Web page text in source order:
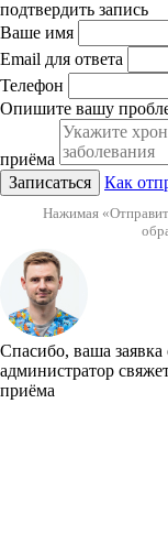
подтвердить запись
Ваше имя
Email для ответа
Телефон
Опишите вашу
приёма
Записаться
Как
Нажимая
Спасибо, ваша заявка
администратор
приёма